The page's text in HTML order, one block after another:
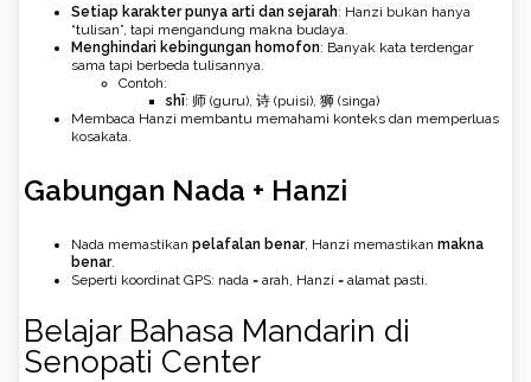
Setiap karakter punya arti dan sejarah: Hanzi bukan hanya
“tulisan”, tapi mengandung makna budaya.
Menghindari kebingungan homofon: Banyak kata terdengar
sama tapi berbeda tulisannya.
Contoh:
shī: 师 (guru), 诗 (puisi), 狮 (singa)
Membaca Hanzi membantu memahami konteks dan memperluas
kosakata.
Gabungan Nada + Hanzi
Nada memastikan pelafalan benar, Hanzi memastikan makna
benar.
Seperti koordinat GPS: nada = arah, Hanzi = alamat pasti.
Belajar Bahasa Mandarin di
Senopati Center